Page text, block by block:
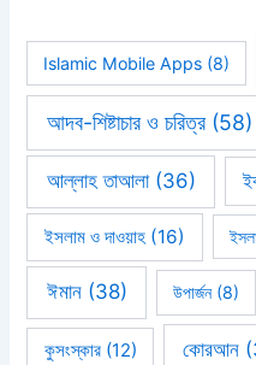
Islamic Mobile Apps (8)
আদব-শিষ্টাচার ও চরিত্র(58)
আল্লাহ তাআলা(36)
ইসলাম ও দাওয়াহ (16)
ঈমান(38) উপার্জন(8)
কুসংস্কার(12) কোরআন